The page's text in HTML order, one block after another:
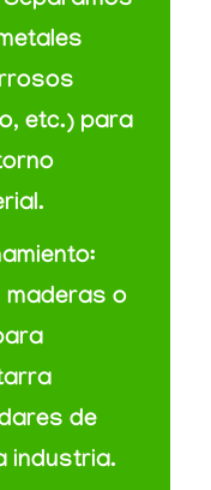
etc.) para
maderas o
de
industria.